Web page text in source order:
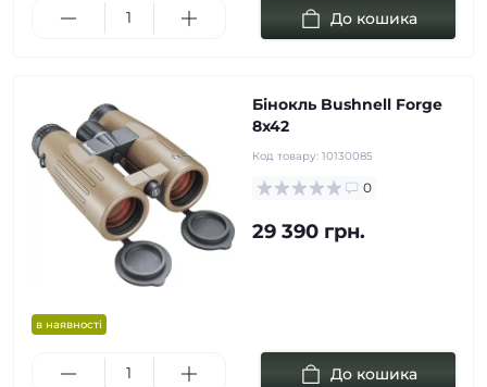
До кошика
в наявності
Бінокль Bushnell Forge
8x42
Код товару: 10130085
0
29 390 грн.
До кошика